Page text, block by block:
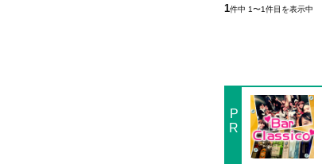
1件中 1〜1件目を表示中
P
R